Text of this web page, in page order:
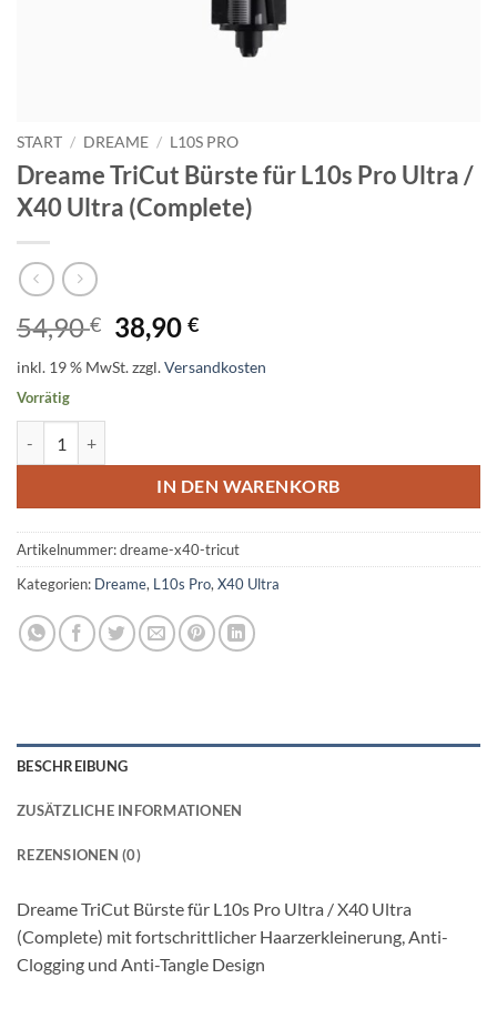
START / DREAME / L10S PRO
Dreame TriCut Bürste für L10s Pro Ultra /
X40 Ultra (Complete)
54,90€ Ursprünglicher
Preis
war:
38,90€Aktueller
ist:
inkl. 19 % MwSt.zzgl.Versandkosten
Vorrätig
IN DEN WARENKORB
Artikelnummer:dreame-x40-tricut
Kategorien: Dreame, L10s Pro, X40 Ultra
BESCHREIBUNG
ZUSÄTZLICHE INFORMATIONEN
REZENSIONEN (0)
Dreame TriCut Bürste für L10s Pro Ultra / X40 Ultra
(Complete) mit fortschrittlicher Haarzerkleinerung, Anti-
Clogging und Anti-Tangle Design